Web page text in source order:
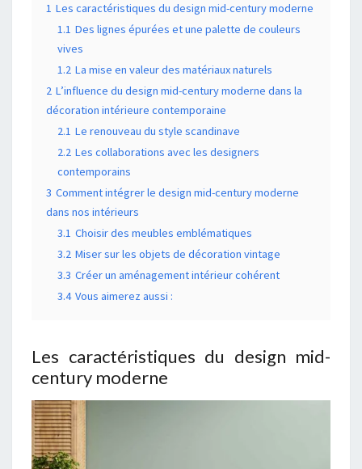
1 Les caractéristiques du design mid-century moderne
1.1 Des lignes épurées et une palette de couleurs
vives
1.2 La mise en valeur des matériaux naturels
2 L’influence du design mid-century moderne dans la
décoration intérieure contemporaine
2.1 Le renouveau du style scandinave
2.2 Les collaborations avec les designers
contemporains
3 Comment intégrer le design mid-century moderne
dans nos intérieurs
3.1 Choisir des meubles emblématiques
3.2 Miser sur les objets de décoration vintage
3.3 Créer un aménagement intérieur cohérent
3.4 Vous aimerez aussi :
Les caractéristiques du design mid-
century moderne